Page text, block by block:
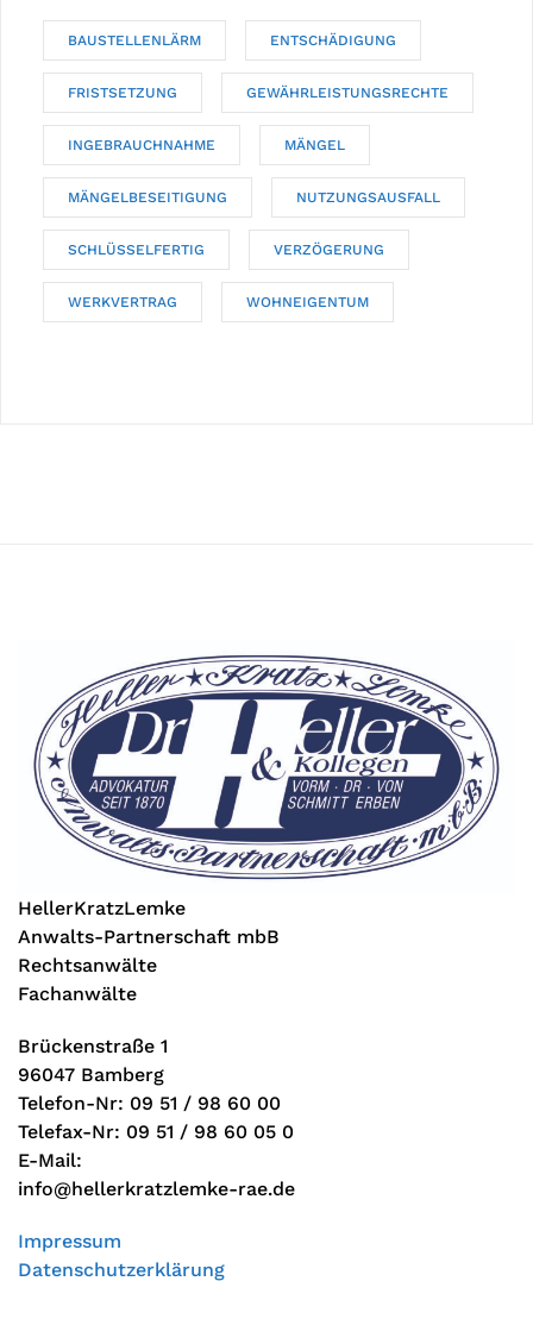
BAUSTELLENLÄRM ENTSCHÄDIGUNG
FRISTSETZUNG GEWÄHRLEISTUNGSRECHTE
INGEBRAUCHNAHME MÄNGEL
MÄNGELBESEITIGUNG NUTZUNGSAUSFALL
SCHLÜSSELFERTIG VERZÖGERUNG
WERKVERTRAG WOHNEIGENTUM
HellerKratzLemke
Anwalts-Partnerschaft mbB
Rechtsanwälte
Fachanwälte
Brückenstraße 1
96047 Bamberg
Telefon-Nr: 09 51 / 98 60 00
Telefax-Nr: 09 51 / 98 60 05 0
E-Mail:
info@hellerkratzlemke-rae.de
Impressum
Datenschutzerklärung